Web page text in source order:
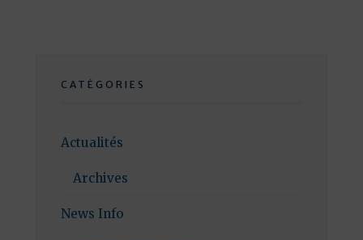
CATÉGORIES
Actualités
Archives
News Info